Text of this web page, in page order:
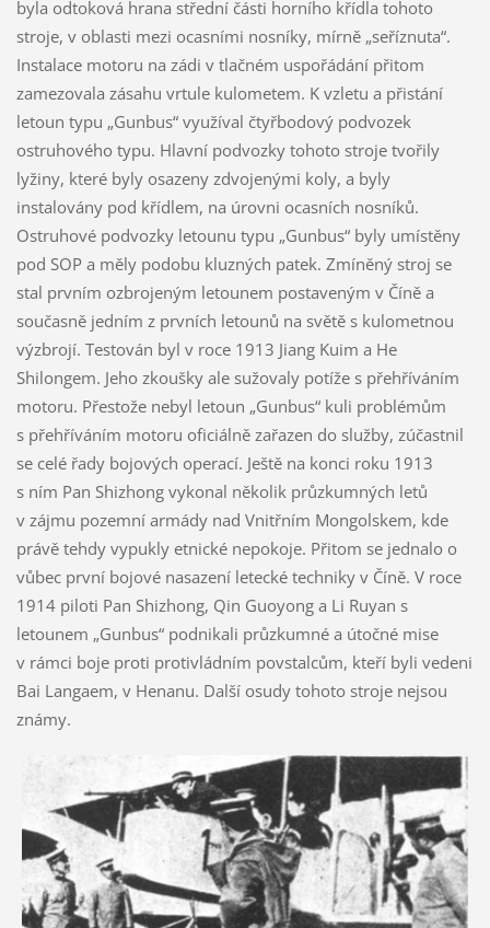
byla odtoková hrana střední části horního křídla tohoto
stroje, v oblasti mezi ocasními nosníky, mírně „seříznuta“.
Instalace motoru na zádi v tlačném uspořádání přitom
zamezovala zásahu vrtule kulometem. K vzletu a přistání
letoun typu „Gunbus“ využíval čtyřbodový podvozek
ostruhového typu. Hlavní podvozky tohoto stroje tvořily
lyžiny, které byly osazeny zdvojenými koly, a byly
instalovány pod křídlem, na úrovni ocasních nosníků.
Ostruhové podvozky letounu typu „Gunbus“ byly umístěny
pod SOP a měly podobu kluzných patek. Zmíněný stroj se
stal prvním ozbrojeným letounem postaveným v Číně a
současně jedním z prvních letounů na světě s kulometnou
výzbrojí. Testován byl v roce 1913 Jiang Kuim a He
Shilongem. Jeho zkoušky ale sužovaly potíže s přehříváním
motoru. Přestože nebyl letoun „Gunbus“ kuli problémům
s přehříváním motoru oficiálně zařazen do služby, zúčastnil
se celé řady bojových operací. Ještě na konci roku 1913
s ním Pan Shizhong vykonal několik průzkumných letů
v zájmu pozemní armády nad Vnitřním Mongolskem, kde
právě tehdy vypukly etnické nepokoje. Přitom se jednalo o
vůbec první bojové nasazení letecké techniky v Číně. V roce
1914 piloti Pan Shizhong, Qin Guoyong a Li Ruyan s
letounem „Gunbus“ podnikali průzkumné a útočné mise
v rámci boje proti protivládním povstalcům, kteří byli vedeni
Bai Langaem, v Henanu. Další osudy tohoto stroje nejsou
známy.